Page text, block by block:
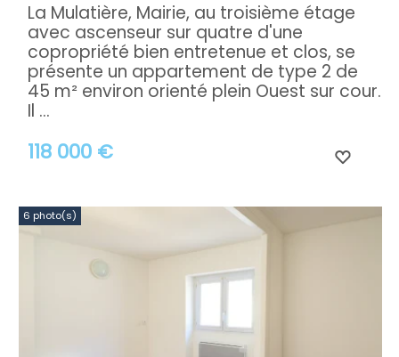
118 000 €
La Mulatière, Mairie, au troisième étage
avec ascenseur sur quatre d'une
copropriété bien entretenue et clos, se
présente un appartement de type 2 de
45 m² environ orienté plein Ouest sur cour.
Il ...
6 photo(s)